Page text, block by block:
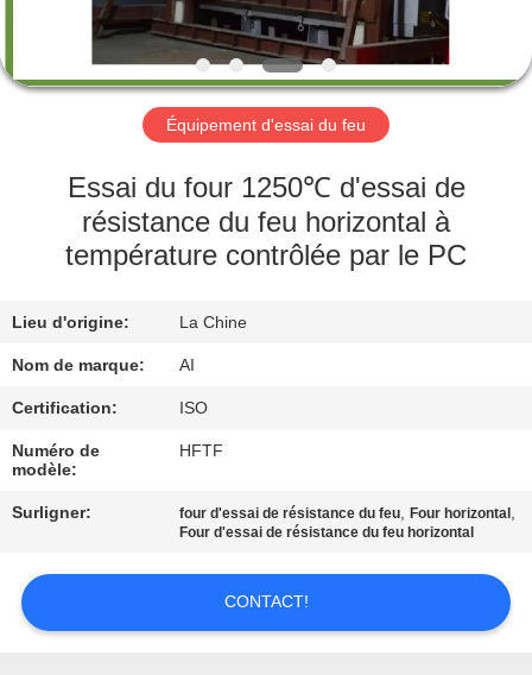
SUJET
DE
NOUS
VISITE
D'USINE
DE
QUALITÉ
CONTACTEZ-
NOUS
CAS
Équipement d'essai du feu
Essai du four 1250℃ d'essai de
résistance du feu horizontal à
température contrôlée par le PC
Lieu d'origine: La Chine
Nom de marque: AI
Certification: ISO
Numéro de
modèle:
HFTF
Surligner: four d'essai de résistance du feu,Four horizontal ,
Four d'essai de résistance du feu horizontal
CONTACT!